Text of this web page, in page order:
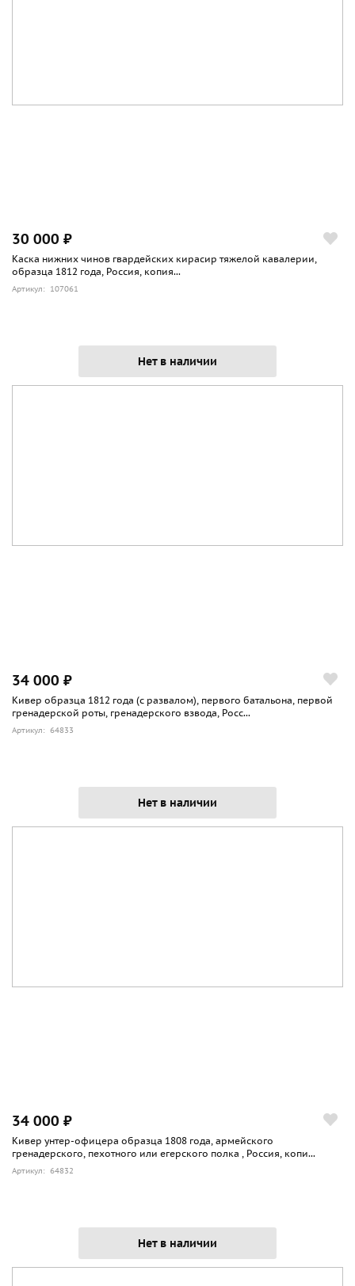
30 000 ₽
Каска нижних чинов гвардейских кирасир тяжелой кавалерии,
образца 1812 года, Россия, копия...
Артикул: 107061
Нет в наличии
34 000 ₽
Кивер образца 1812 года (с развалом), первого батальона, первой
гренадерской роты, гренадерского взвода, Росс...
Артикул: 64833
Нет в наличии
34 000 ₽
Кивер унтер-офицера образца 1808 года, армейского
гренадерского, пехотного или егерского полка , Россия, копи...
Артикул: 64832
Нет в наличии